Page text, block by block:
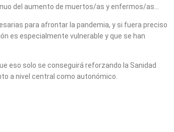
del aumento de muertos/as y enfermos/as…
para afrontar la pandemia, y si fuera preciso
es especialmente vulnerable y que se han
eso solo se conseguirá reforzando la Sanidad
a nivel central como autonómico.